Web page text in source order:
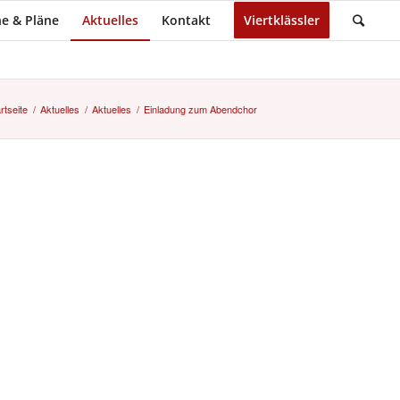
& Pläne Aktuelles Kontakt Viertklässler
/ Aktuelles / Aktuelles / Einladung zum Abendchor